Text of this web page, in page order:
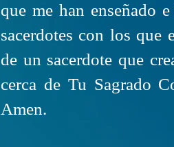
que me han enseñado
sacerdotes con los que
de un sacerdote que
cerca de Tu Sagrado
Amen.